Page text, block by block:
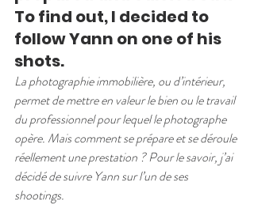
To find out, I decided to
follow Yann on one of his
shots.
La photographie immobilière, ou d’intérieur,
permet de mettre en valeur le bien ou le travail
du professionnel pour lequel le photographe
opère. Mais comment se prépare et se déroule
réellement une prestation ? Pour le savoir, j’ai
décidé de suivre Yann sur l’un de ses
shootings.